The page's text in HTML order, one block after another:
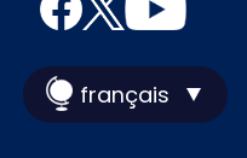
français